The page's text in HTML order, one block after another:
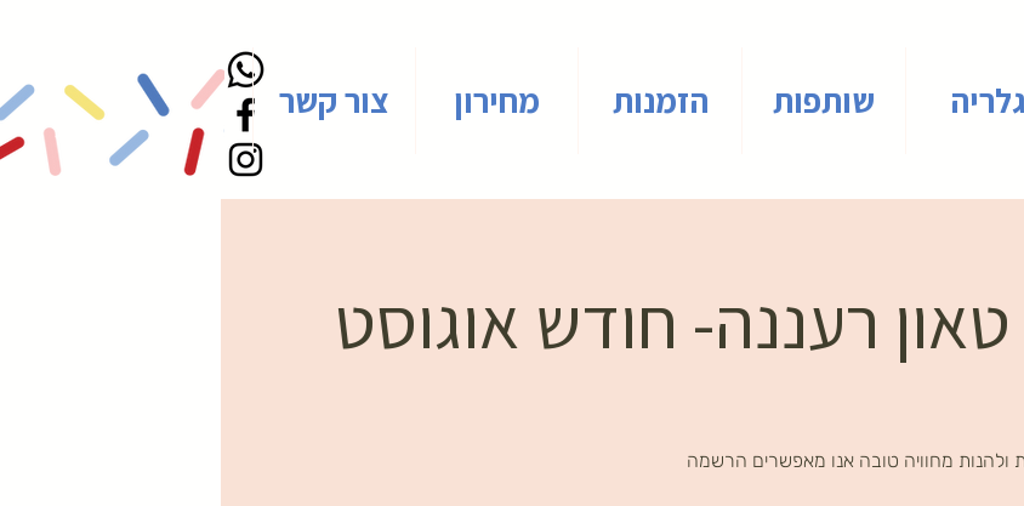
גלריה שותפות הזמנות מחירון צור קשר
רעננה- חודש אוגוסט
מחוויה טובה אנו מאפשרים הרשמה